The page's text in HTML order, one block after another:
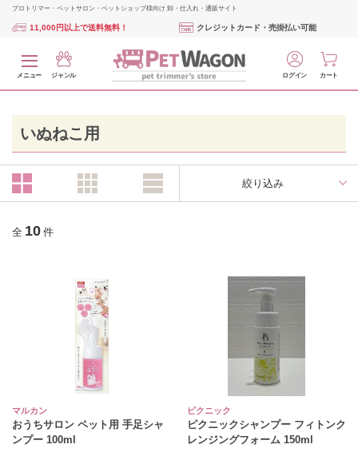
プロトリマー・ペットサロン・ペットショップ様向け 卸・仕入れ・通販サイト
11,000円以上で送料無料！ クレジットカード・売掛払い可能
メニュー ジャンル ログイン カート
いぬねこ用
絞り込み
全 10 件
マルカン
おうちサロン ペット用 手足シャ
ンプー 100ml
ピクニック
ピクニックシャンプー フィトンク
レンジングフォーム 150ml